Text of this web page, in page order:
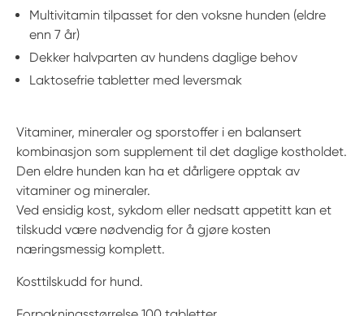
Multivitamin tilpasset for den voksne hunden (eldre
enn 7 år)
Dekker halvparten av hundens daglige behov
Laktosefrie tabletter med leversmak
Vitaminer, mineraler og sporstoffer i en balansert
kombinasjon som supplement til det daglige kostholdet.
Den eldre hunden kan ha et dårligere opptak av
vitaminer og mineraler.
Ved ensidig kost, sykdom eller nedsatt appetitt kan et
tilskudd være nødvendig for å gjøre kosten
næringsmessig komplett.
Kosttilskudd for hund.